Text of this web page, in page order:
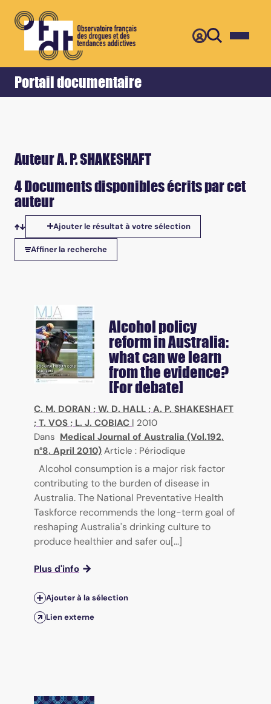
Portail documentaire
Accueil Retour
Auteur A. P. SHAKESHAFT
4 Documents disponibles écrits par cet
auteur
Tris disponibles
Ajouter le résultat à votre sélection
Affiner la recherche
Alcohol policy
reform in Australia:
what can we learn
from the evidence?
[For debate]
C. M. DORAN ; W. D. HALL ; A. P. SHAKESHAFT
; T. VOS ; L. J. COBIAC | 2010
Dans Medical Journal of Australia (Vol.192,
n°8, April 2010) Article : Périodique
Alcohol consumption is a major risk factor
contributing to the burden of disease in
Australia. The National Preventative Health
Taskforce recommends the long-term goal of
reshaping Australia's drinking culture to
produce healthier and safer ou[...]
Plus d'info
Ajouter à la sélection
Lien externe